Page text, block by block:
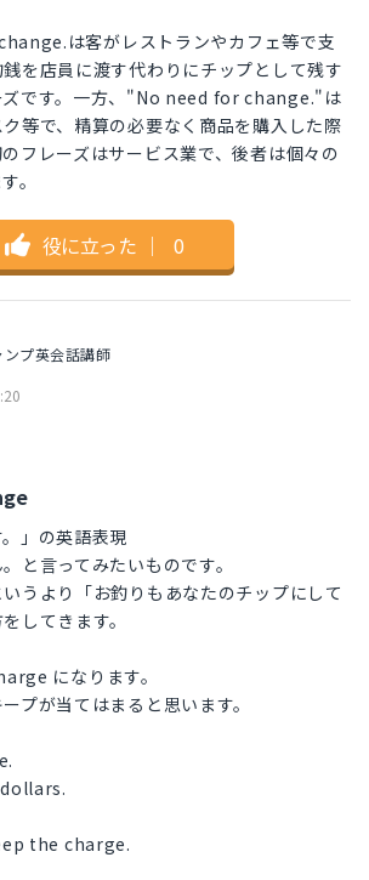
は客がレストランやカフェ等で支
を店員に渡す代わりにチップとして残す
ズです。一方、"No need for change."は
等で、精算の必要なく商品を購入した際
フレーズはサービス業で、後者は個々の
。
役に立った ｜ 0
プ英会話講師
。」の英語表現
と言ってみたいものです。
うより「お釣りもあなたのチップにして
してきます。
になります。
プが当てはまると思います。
the charge.